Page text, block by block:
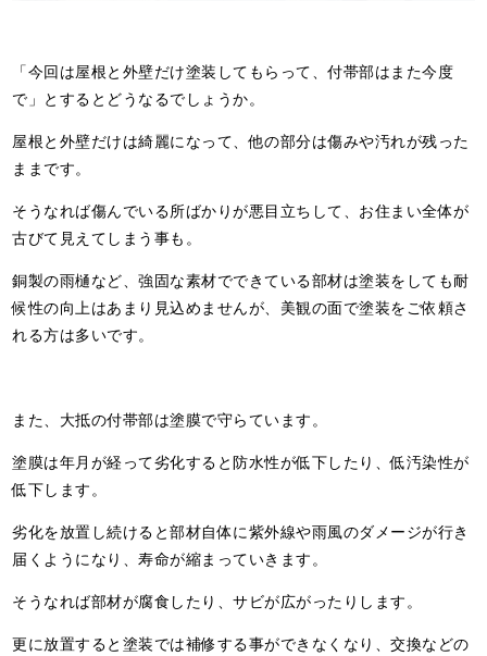
「今回は屋根と外壁だけ塗装してもらって、付帯部はまた今度
で」とするとどうなるでしょうか。
屋根と外壁だけは綺麗になって、他の部分は傷みや汚れが残った
ままです。
そうなれば傷んでいる所ばかりが悪目立ちして、お住まい全体が
古びて見えてしまう事も。
銅製の雨樋など、強固な素材でできている部材は塗装をしても耐
候性の向上はあまり見込めませんが、美観の面で塗装をご依頼さ
れる方は多いです。
また、大抵の付帯部は塗膜で守らています。
塗膜は年月が経って劣化すると防水性が低下したり、低汚染性が
低下します。
劣化を放置し続けると部材自体に紫外線や雨風のダメージが行き
届くようになり、寿命が縮まっていきます。
そうなれば部材が腐食したり、サビが広がったりします。
更に放置すると塗装では補修する事ができなくなり、交換などの